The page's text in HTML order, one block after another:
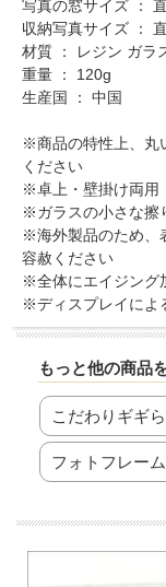
写真の窓サイズ ：
収納写真サイズ ：
材質 ： レジン ガラ
重量 ： 120g
生産国 ： 中国
※商品の特性上、丸
ください
※卓上・壁掛け両用
※ガラスの小さな擦
※海外製品のため、
容赦ください
※全体にエイジング
※ディスプレイによ
もっと他の商品
こだわりギギ
フォトフレーム